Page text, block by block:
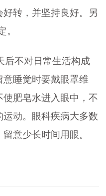
转，并坚持良好。另
。
后不对日常生活构成
睡觉时要戴眼罩维
肥皂水进入眼中，不
动。眼科疾病大多数
意少长时间用眼。